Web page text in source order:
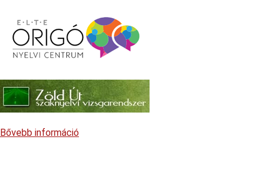
Bővebb információ